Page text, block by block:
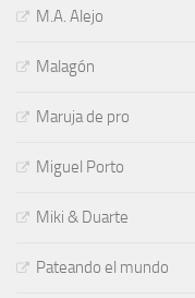
M.A. Alejo
Malagón
Maruja de pro
Miguel Porto
Miki & Duarte
Pateando el mundo